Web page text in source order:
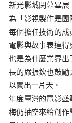
新光影城閉幕畢展
為「影視製作是團
每個擔任技術的成
電影與故事表達得
也是為什麼業界出
長的嚴振欽也鼓勵
以闖出一片天。
年度臺灣的電影盛
梅仍抽空來給創作